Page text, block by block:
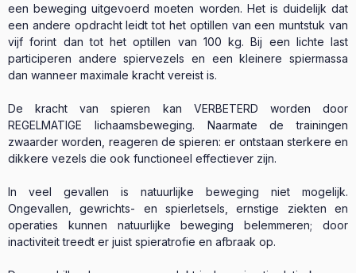
een beweging uitgevoerd moeten worden. Het is duidelijk dat
een andere opdracht leidt tot het optillen van een muntstuk van
vijf forint dan tot het optillen van 100 kg. Bij een lichte last
participeren andere spiervezels en een kleinere spiermassa
dan wanneer maximale kracht vereist is.
De kracht van spieren kan VERBETERD worden door
REGELMATIGE lichaamsbeweging. Naarmate de trainingen
zwaarder worden, reageren de spieren: er ontstaan sterkere en
dikkere vezels die ook functioneel effectiever zijn.
In veel gevallen is natuurlijke beweging niet mogelijk.
Ongevallen, gewrichts- en spierletsels, ernstige ziekten en
operaties kunnen natuurlijke beweging belemmeren; door
inactiviteit treedt er juist spieratrofie en afbraak op.